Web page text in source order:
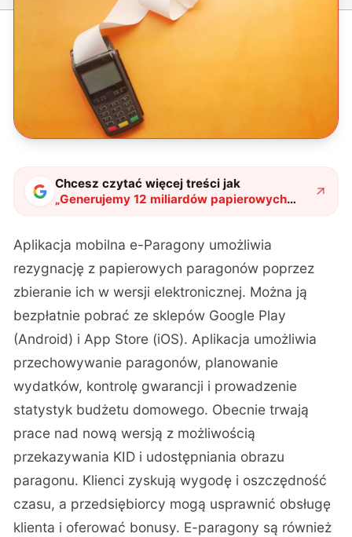
Chcesz czytać więcej treści jak
„Generujemy 12 miliardów papierowych
paragonów rocznie. Czy e-Paragony nas
Aplikacja mobilna e-Paragony umożliwia
rezygnację z papierowych paragonów poprzez
zbieranie ich w wersji elektronicznej. Można ją
bezpłatnie pobrać ze sklepów Google Play
(Android) i App Store (iOS). Aplikacja umożliwia
przechowywanie paragonów, planowanie
wydatków, kontrolę gwarancji i prowadzenie
statystyk budżetu domowego. Obecnie trwają
prace nad nową wersją z możliwością
przekazywania KID i udostępniania obrazu
paragonu. Klienci zyskują wygodę i oszczędność
czasu, a przedsiębiorcy mogą usprawnić obsługę
klienta i oferować bonusy. E-paragony są również